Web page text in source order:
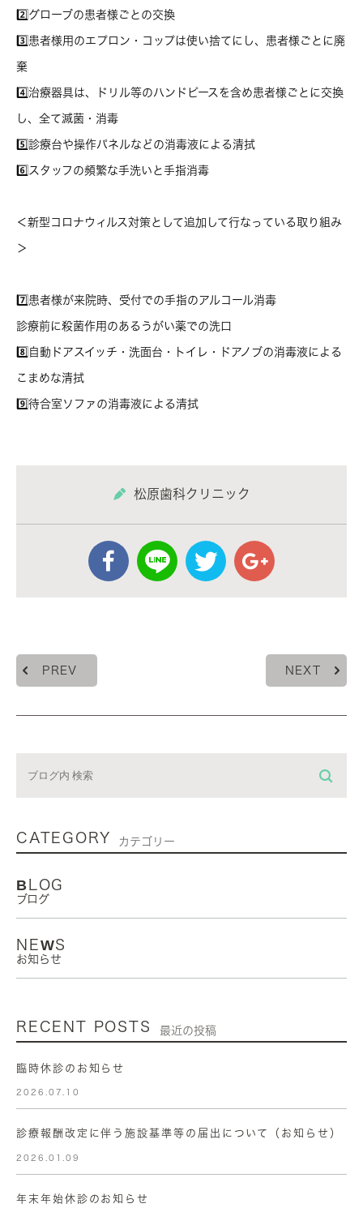
2️⃣グローブの患者様ごとの交換
3️⃣患者様用のエプロン・コップは使い捨てにし、患者様ごとに廃
棄
4️⃣治療器具は、ドリル等のハンドピースを含め患者様ごとに交換
し、全て滅菌・消毒
5️⃣診療台や操作パネルなどの消毒液による清拭
6️⃣スタッフの頻繁な手洗いと手指消毒
＜新型コロナウィルス対策として追加して行なっている取り組み
＞
7️⃣患者様が来院時、受付での手指のアルコール消毒
診療前に殺菌作用のあるうがい薬での洗口
8️⃣自動ドアスイッチ・洗面台・トイレ・ドアノブの消毒液による
こまめな清拭
9️⃣待合室ソファの消毒液による清拭
松原歯科クリニック
PREV NEXT
CATEGORY カテゴリー
BLOG
ブログ
NEWS
お知らせ
RECENT POSTS 最近の投稿
臨時休診のお知らせ
2026.07.10
診療報酬改定に伴う施設基準等の届出について（お知らせ）
2026.01.09
年末年始休診のお知らせ